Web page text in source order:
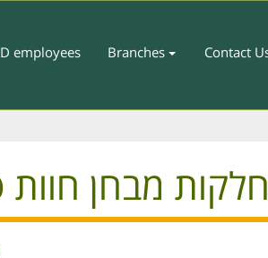
employees Branches Contact
מבחן חוות